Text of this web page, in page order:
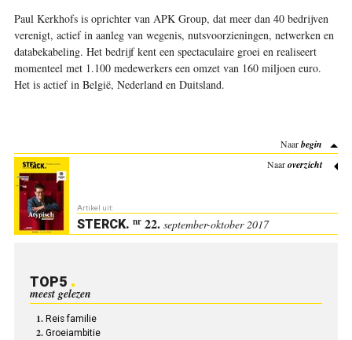
Paul Kerkhofs is oprichter van APK Group, dat meer dan 40 bedrijven
verenigt, actief in aanleg van wegenis, nutsvoorzieningen, netwerken en
databekabeling. Het bedrijf kent een spectaculaire groei en realiseert
momenteel met 1.100 medewerkers een omzet van 160 miljoen euro.
Het is actief in België, Nederland en Duitsland.
Naarbegin
Naaroverzicht
Artikel uit:
STERCK. nr22. september-oktober 2017
TOP5
meest gelezen
Reis familie
Groeiambitie